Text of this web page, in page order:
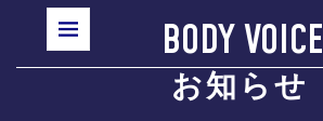
BODY VOICE
お知らせ